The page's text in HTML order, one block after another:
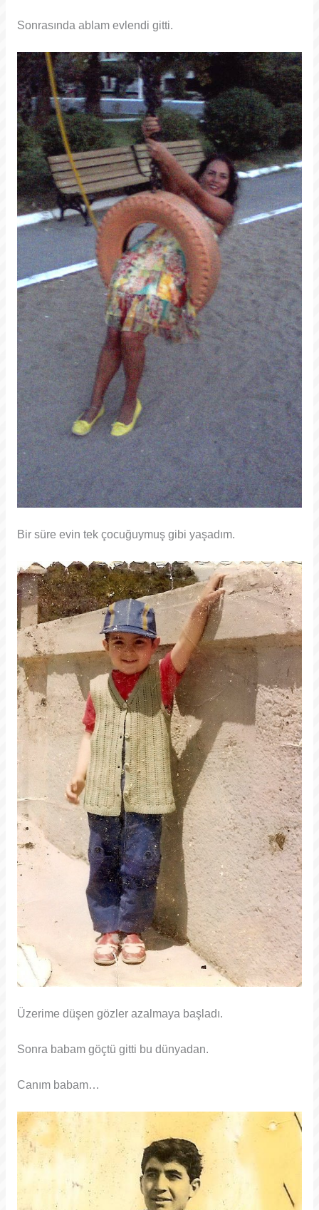
Sonrasında ablam evlendi gitti.
Bir süre evin tek çocuğuymuş gibi yaşadım.
Üzerime düşen gözler azalmaya başladı.
Sonra babam göçtü gitti bu dünyadan.
Canım babam…